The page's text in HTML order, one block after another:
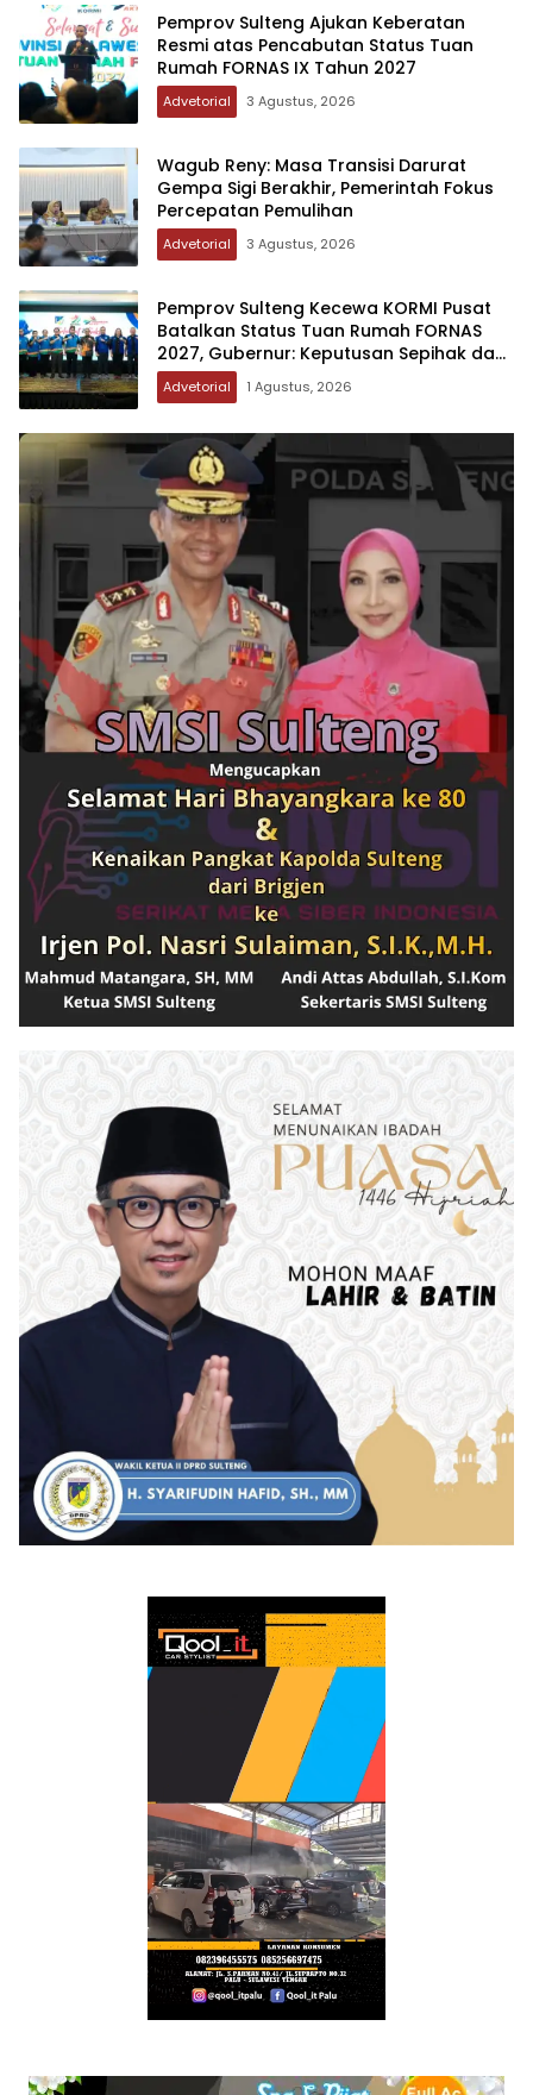
Pemprov Sulteng Ajukan Keberatan
Resmi atas Pencabutan Status Tuan
Rumah FORNAS IX Tahun 2027
Advetorial 3 Agustus, 2026
Wagub Reny: Masa Transisi Darurat
Gempa Sigi Berakhir, Pemerintah Fokus
Percepatan Pemulihan
Advetorial 3 Agustus, 2026
Pemprov Sulteng Kecewa KORMI Pusat
Batalkan Status Tuan Rumah FORNAS
2027, Gubernur: Keputusan Sepihak dan
Tanpa Koordinasi
Advetorial 1 Agustus, 2026